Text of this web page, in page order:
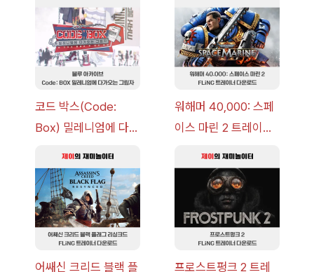
코드 박스(Code:
Box) 밀레니엄에 다가
략 [복각] | 블루 아카
이브
워해머 40,000: 스페
이스 마린 2 트레이너
v14.0+] 다운로드
어쌔신 크리드 블랙 플
프로스트펑크 2 트레